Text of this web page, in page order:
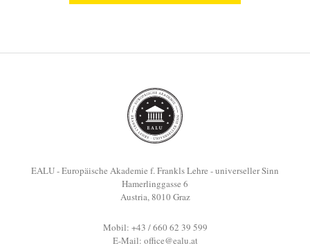
EALU - Europäische Akademie f. Frankls Lehre - universeller Sinn
Hamerlinggasse 6
Austria, 8010 Graz
Mobil: +43 / 660 62 39 599
E-Mail: office@ealu.at